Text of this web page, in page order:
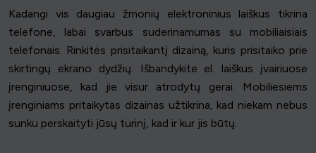
Kadangi vis daugiau žmonių elektroninius laiškus tikrina
telefone, labai svarbus suderinamumas su mobiliaisiais
telefonais. Rinkitės prisitaikantį dizainą, kuris prisitaiko prie
skirtingų ekrano dydžių. Išbandykite el. laiškus įvairiuose
įrenginiuose, kad jie visur atrodytų gerai. Mobiliesiems
įrenginiams pritaikytas dizainas užtikrina, kad niekam nebus
sunku perskaityti jūsų turinį, kad ir kur jis būtų.